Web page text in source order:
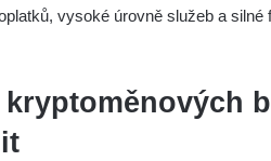
vysoké úrovně služeb a